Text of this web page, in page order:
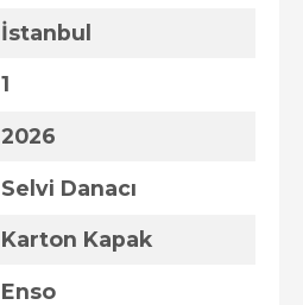
İstanbul
1
2026
Selvi Danacı
Karton Kapak
Enso